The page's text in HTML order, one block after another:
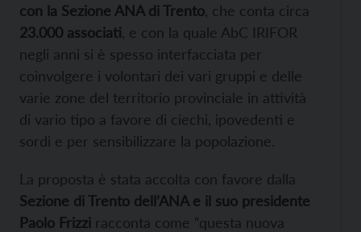
con la Sezione ANA di Trento , che conta circa
23.000 associati , e con la quale AbC IRIFOR
negli anni si è spesso interfacciata per
coinvolgere i volontari dei vari gruppi e delle
varie zone del territorio provinciale in attività
di vario tipo a favore di ciechi, ipovedenti e
sordi e per sensibilizzare la popolazione.
La proposta è stata accolta con favore dalla
Sezione di Trento dell’ANA e il suo presidente
Paolo Frizzi racconta come “questa nuova